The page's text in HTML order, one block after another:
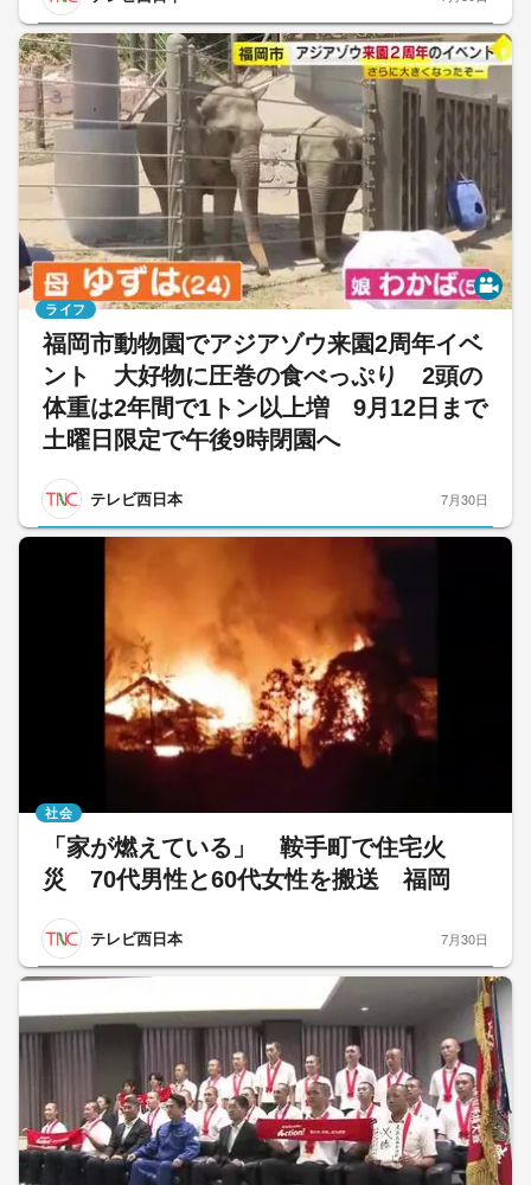
福岡市動物園でアジアゾウ来園2周年イベ
ント 大好物に圧巻の食べっぷり 2頭の
体重は2年間で1トン以上増 9月12日まで
土曜日限定で午後9時閉園へ
テレビ西日本
ライフ
7月30日
「家が燃えている」 鞍手町で住宅火
災 70代男性と60代女性を搬送 福岡
テレビ西日本
社会
7月30日